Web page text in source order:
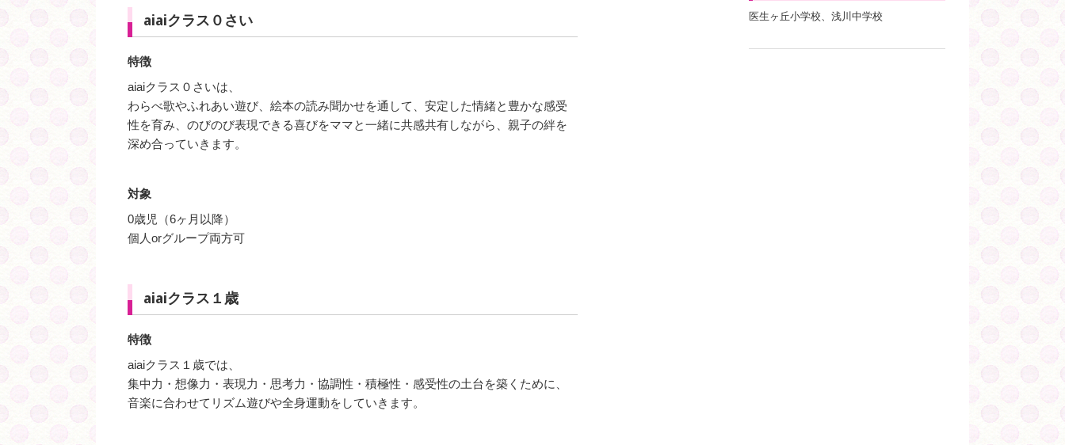
aiaiクラス０さい
特徴
aiaiクラス０さいは、
わらべ歌やふれあい遊び、絵本の読み聞かせを通して、安定した情緒と豊かな感受
性を育み、のびのび表現できる喜びをママと一緒に共感共有しながら、親子の絆を
深め合っていきます。
対象
0歳児（6ヶ月以降）
個人orグループ両方可
aiaiクラス１歳
特徴
aiaiクラス１歳では、
集中力・想像力・表現力・思考力・協調性・積極性・感受性の土台を築くために、
音楽に合わせてリズム遊びや全身運動をしていきます。
医生ヶ丘小学校、浅川中学校